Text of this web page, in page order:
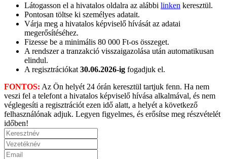
Látogasson el a hivatalos oldalra az alábbi linken keresztül.
Pontosan töltse ki személyes adatait.
Várja meg a hivatalos képviselő hívását az adatai
megerősítéséhez.
Fizesse be a minimális 80 000 Ft-os összeget.
A rendszer a tranzakció visszaigazolása után automatikusan
elindul.
A regisztrációkat 30.06.2026-ig fogadjuk el.
FONTOS: Az Ön helyét 24 órán keresztül tartjuk fenn. Ha nem
veszi fel a telefont a hivatalos képviselő hívása alkalmával, és nem
véglegesíti a regisztrációt ezen idő alatt, a helyét a következő
felhasználónak adjuk. Legyen figyelmes, és erősítse meg részvételét
időben!